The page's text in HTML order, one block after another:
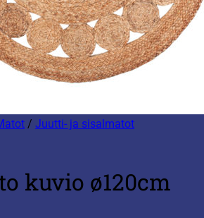
/ Juutti- ja sisalmatot
kuvio ø120cm